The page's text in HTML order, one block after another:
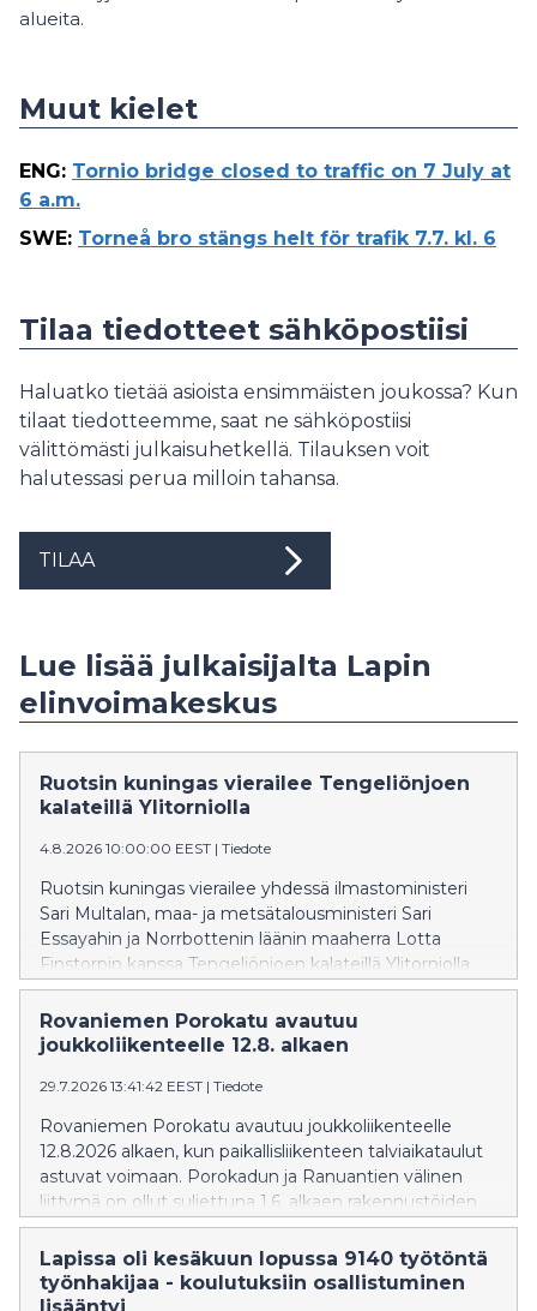
alueita.
Muut kielet
ENG: Tornio bridge closed to traffic on 7 July at
6 a.m.
SWE: Torneå bro stängs helt för trafik 7.7. kl. 6
Tilaa tiedotteet sähköpostiisi
Haluatko tietää asioista ensimmäisten joukossa? Kun
tilaat tiedotteemme, saat ne sähköpostiisi
välittömästi julkaisuhetkellä. Tilauksen voit
halutessasi perua milloin tahansa.
TILAA
Lue lisää julkaisijalta Lapin
elinvoimakeskus
Ruotsin kuningas vierailee Tengeliönjoen
kalateillä Ylitorniolla
4.8.2026 10:00:00 EEST | Tiedote
Ruotsin kuningas vierailee yhdessä ilmastoministeri
Sari Multalan, maa- ja metsätalousministeri Sari
Essayahin ja Norrbottenin läänin maaherra Lotta
Finstorpin kanssa Tengeliönjoen kalateillä Ylitorniolla.
Lapin elinvoimakeskuksen asiantuntijat esittelevät
Lapin elinvoimakeskuksen rakennuttamia kalateitä ja
virtavesikunnostuskohteita arvovieraille.
Rovaniemen Porokatu avautuu
joukkoliikenteelle 12.8. alkaen
29.7.2026 13:41:42 EEST | Tiedote
Rovaniemen Porokatu avautuu joukkoliikenteelle
12.8.2026 alkaen, kun paikallisliikenteen talviaikataulut
astuvat voimaan. Porokadun ja Ranuantien välinen
liittymä on ollut suljettuna 1.6. alkaen rakennustöiden
vuoksi.
Lapissa oli kesäkuun lopussa 9140 työtöntä
työnhakijaa - koulutuksiin osallistuminen